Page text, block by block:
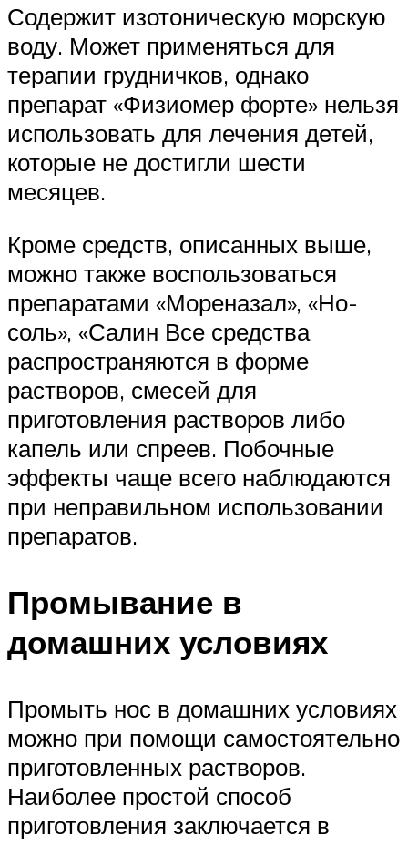
Содержит изотоническую морскую
воду. Может применяться для
терапии грудничков, однако
препарат «Физиомер форте» нельзя
использовать для лечения детей,
которые не достигли шести
месяцев.
Кроме средств, описанных выше,
можно также воспользоваться
препаратами «Мореназал», «Но-
соль», «Салин Все средства
распространяются в форме
растворов, смесей для
приготовления растворов либо
капель или спреев. Побочные
эффекты чаще всего наблюдаются
при неправильном использовании
препаратов.
Промывание в
домашних условиях
Промыть нос в домашних условиях
можно при помощи самостоятельно
приготовленных растворов.
Наиболее простой способ
приготовления заключается в